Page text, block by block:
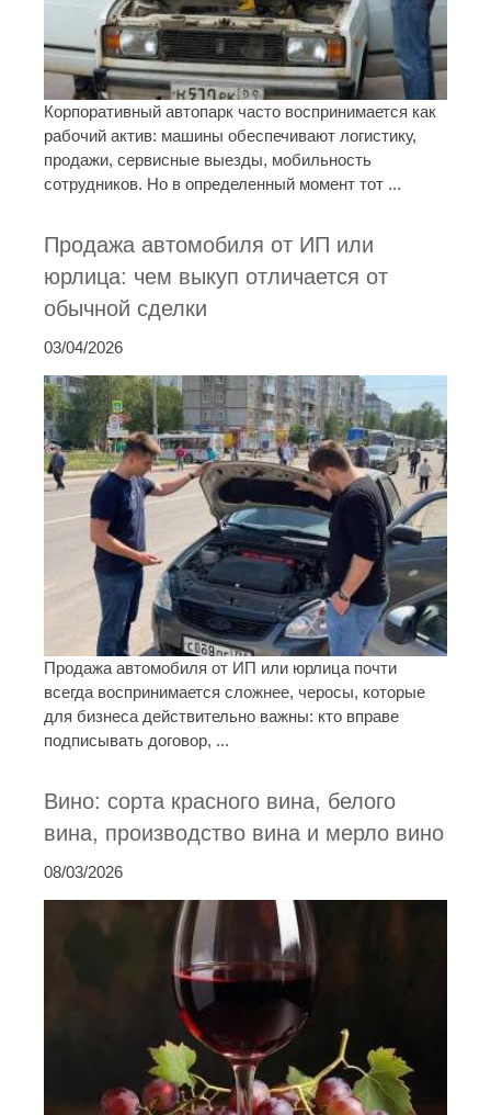
Корпоративный автопарк часто воспринимается как
рабочий актив: машины обеспечивают логистику,
продажи, сервисные выезды, мобильность
сотрудников. Но в определенный момент тот ...
Продажа автомобиля от ИП или
юрлица: чем выкуп отличается от
обычной сделки
03/04/2026
Продажа автомобиля от ИП или юрлица почти
всегда воспринимается сложнее, черосы, которые
для бизнеса действительно важны: кто вправе
подписывать договор, ...
Вино: сорта красного вина, белого
вина, производство вина и мерло вино
08/03/2026